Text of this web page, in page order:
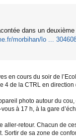
dans un
morbihan/lo ...
en cours du soir de
4 de la CTRL en
photo autour du
à 17 h, à la gare
aller-retour. Chacun de
Sortir de sa zone de